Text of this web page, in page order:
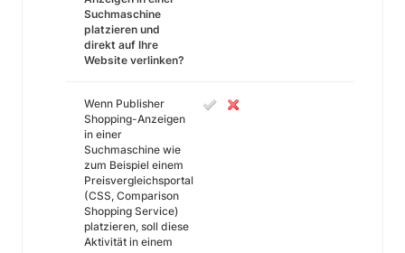
Suchmaschine
platzieren und
direkt auf Ihre
Website verlinken?
Wenn Publisher
Shopping-Anzeigen
in einer
Suchmaschine wie
zum Beispiel einem
Preisvergleichsportal
(CSS, Comparison
Shopping Service)
platzieren, soll diese
Aktivität in einem